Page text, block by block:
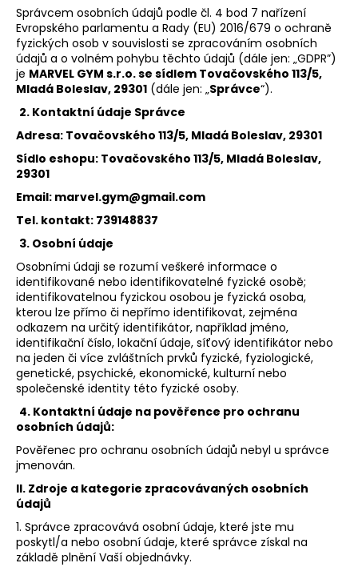
Správcem osobních údajů podle čl. 4 bod 7 nařízení
Evropského parlamentu a Rady (EU) 2016/679 o ochraně
fyzických osob v souvislosti se zpracováním osobních
údajů a o volném pohybu těchto údajů (dále jen: „GDPR”)
je MARVEL GYM s.r.o. se sídlem Tovačovského 113/5,
Mladá Boleslav, 29301 (dále jen: „Správce“).
2. Kontaktní údaje Správce
Adresa: Tovačovského 113/5, Mladá Boleslav, 29301
Sídlo eshopu: Tovačovského 113/5, Mladá Boleslav,
29301
Email: marvel.gym@gmail.com
Tel. kontakt: 739148837
3. Osobní údaje
Osobními údaji se rozumí veškeré informace o
identifikované nebo identifikovatelné fyzické osobě;
identifikovatelnou fyzickou osobou je fyzická osoba,
kterou lze přímo či nepřímo identifikovat, zejména
odkazem na určitý identifikátor, například jméno,
identifikační číslo, lokační údaje, síťový identifikátor nebo
na jeden či více zvláštních prvků fyzické, fyziologické,
genetické, psychické, ekonomické, kulturní nebo
společenské identity této fyzické osoby.
4. Kontaktní údaje na pověřence pro ochranu
osobních údajů:
Pověřenec pro ochranu osobních údajů nebyl u správce
jmenován.
II. Zdroje a kategorie zpracovávaných osobních
údajů
1. Správce zpracovává osobní údaje, které jste mu
poskytl/a nebo osobní údaje, které správce získal na
základě plnění Vaší objednávky.